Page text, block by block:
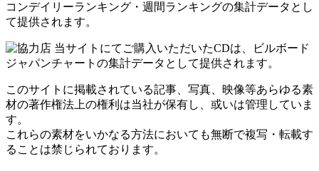
コンデイリーランキング・週間ランキングの集計データとし
て提供されます。
当サイトにてご購入いただいたCDは、ビルボード
ジャパンチャートの集計データとして提供されます。
このサイトに掲載されている記事、写真、映像等あらゆる素
材の著作権法上の権利は当社が保有し、或いは管理していま
す。
これらの素材をいかなる方法においても無断で複写・転載す
ることは禁じられております。